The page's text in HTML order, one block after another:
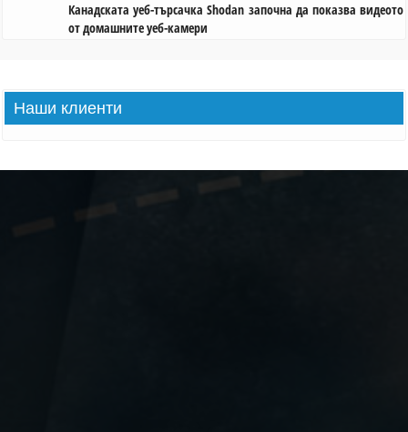
Канадската уеб-търсачка Shodan започна да показва видеото
от домашните уеб-камери
Наши клиенти